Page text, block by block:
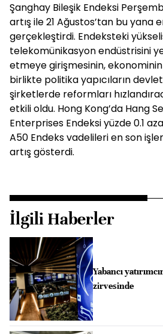
Şanghay Bileşik Endeksi
artış ile 21 Ağustos’tan bu yana
gerçekleştirdi. Endeksteki
telekomünikasyon endüstrisini
etmeye girişmesinin,
birlikte politika yapıcıların
şirketlerde reformları
etkili oldu. Hong Kong’da Hang
Enterprises Endeksi yüzde 0.1
A50 Endeks vadelileri en son
artış gösterdi.
İlgili Haberler
Yabancı
zirvesinde